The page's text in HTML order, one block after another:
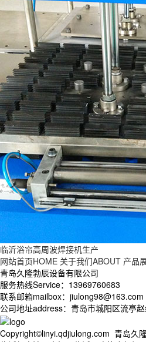
临沂浴帘高周波焊接机生产
网站首页HOME 关于我们ABOUT 产品
青岛久隆勃辰设备有限公司
服务热线Service：13969760683
联系邮箱mailbox：jiulong98@163.com
公司地址address：青岛市城阳区流亭
Copyright©linyi.qdjiulong.com 青岛久